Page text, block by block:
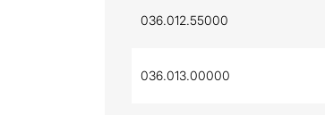
036.012.55000
036.013.00000